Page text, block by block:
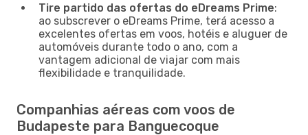
Tire partido das ofertas do eDreams Prime:
ao subscrever o eDreams Prime, terá acesso a
excelentes ofertas em voos, hotéis e aluguer de
automóveis durante todo o ano, com a
vantagem adicional de viajar com mais
flexibilidade e tranquilidade.
Companhias aéreas com voos de
Budapeste para Banguecoque